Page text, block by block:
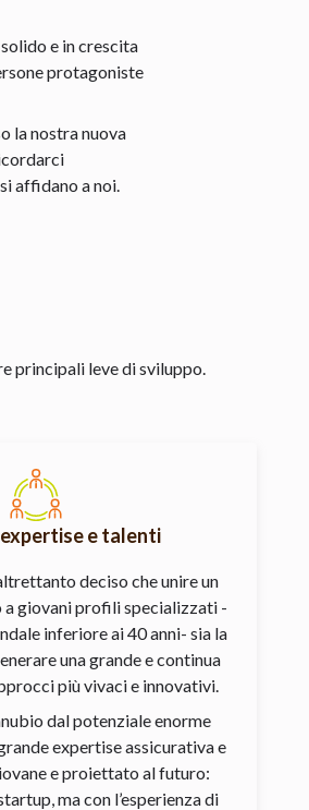
e in crescita
protagoniste
la nostra nuova
affidano a noi.
principali leve di sviluppo.
e talenti
deciso che unire un
a giovani profili specializzati -
inferiore ai 40 anni- sia la
una grande e continua
più vivaci e innovativi.
dal potenziale enorme
expertise assicurativa e
e proiettato al futuro:
ma con l’esperienza di